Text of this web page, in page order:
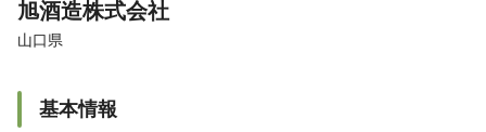
旭酒造株式会社
山口県
基本情報